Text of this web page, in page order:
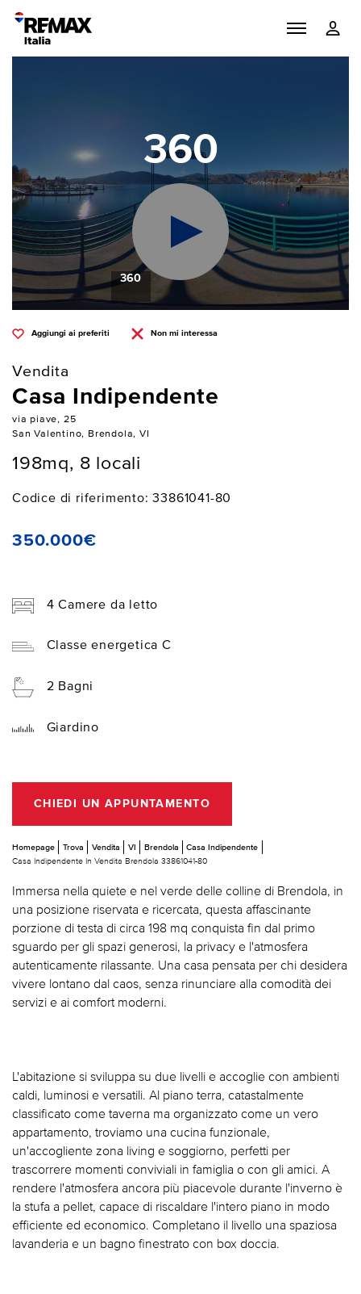
360
360
Aggiungi ai preferiti Non mi interessa
Vendita
Casa Indipendente
via piave, 25
San Valentino, Brendola, VI
198mq, 8 locali
Codice di riferimento: 33861041-80
350.000€
4 Camere da letto
Classe energetica C
2 Bagni
Giardino
CHIEDI UN APPUNTAMENTO
Homepage Trova Vendita VI Brendola
Casa Indipendente
Casa Indipendente In Vendita Brendola 33861041-80
Immersa nella quiete e nel verde delle colline di Brendola, in
una posizione riservata e ricercata, questa affascinante
porzione di testa di circa 198 mq conquista fin dal primo
sguardo per gli spazi generosi, la privacy e l'atmosfera
autenticamente rilassante. Una casa pensata per chi desidera
vivere lontano dal caos, senza rinunciare alla comodità dei
servizi e ai comfort moderni.
L'abitazione si sviluppa su due livelli e accoglie con ambienti
caldi, luminosi e versatili. Al piano terra, catastalmente
classificato come taverna ma organizzato come un vero
appartamento, troviamo una cucina funzionale,
un'accogliente zona living e soggiorno, perfetti per
trascorrere momenti conviviali in famiglia o con gli amici. A
rendere l'atmosfera ancora più piacevole durante l'inverno è
la stufa a pellet, capace di riscaldare l'intero piano in modo
efficiente ed economico. Completano il livello una spaziosa
lavanderia e un bagno finestrato con box doccia.